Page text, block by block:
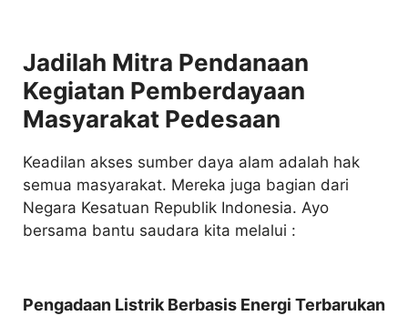
Jadilah Mitra Pendanaan
Kegiatan Pemberdayaan
Masyarakat Pedesaan
Keadilan akses sumber daya alam adalah hak
semua masyarakat. Mereka juga bagian dari
Negara Kesatuan Republik Indonesia. Ayo
bersama bantu saudara kita melalui :
Pengadaan Listrik Berbasis Energi Terbarukan